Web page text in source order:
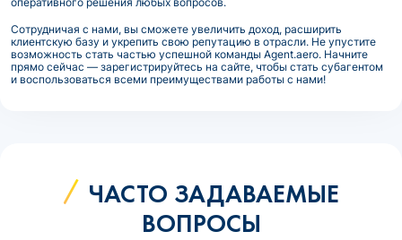
Сотрудничая с нами, вы сможете увеличить доход, расширить
клиентскую базу и укрепить свою репутацию в отрасли. Не упустите
возможность стать частью успешной команды Agent.aero. Начните
прямо сейчас — зарегистрируйтесь на сайте, чтобы стать субагентом
и воспользоваться всеми преимуществами работы с нами!
ЧАСТО ЗАДАВАЕМЫЕ
ВОПРОСЫ